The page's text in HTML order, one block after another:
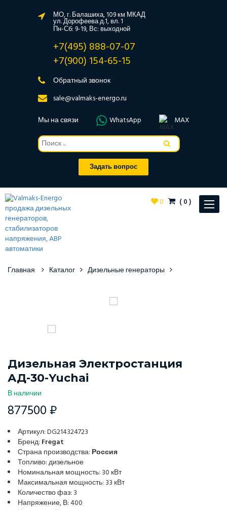
МО, г. Балашиха, 109 км МКАД
ул. Дорофеева д.1, вл. 1
Пн-Сб: 9-19, Вс: выходной
+7(495) 888-07-07
+7(900) 154-65-15
Обратный звонок
sale@valmaks-energo.ru
Мы на связи
WhatsApp MAX
Задать вопрос
Toggle
0 (0)
Главная Каталог Дизельные генераторы
Дизельная Электростанция
АД-30-Yuchai
В наличии
877500 ₽
Артикул: DG214324723
Бренд: Fregat
Страна производства: Россия
Топливо: дизельное
Номинальная мощность: 30 кВт
Максимальная мощность: 33 кВт
Количество фаз: 3
Напряжение, В: 400